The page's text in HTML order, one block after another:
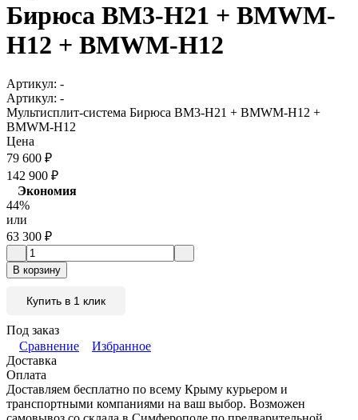
Бирюса BM3-H21 + BMWM-
H12 + BMWM-H12
Артикул: -
Артикул: -
Мультисплит-система Бирюса BM3-H21 + BMWM-H12 +
BMWM-H12
Цена
79 600 ₽
142 900 ₽
Экономия
44%
или
63 300 ₽
В корзину
Купить в 1 клик
Под заказ
Сравнение
Избранное
Доставка
Оплата
Доставляем бесплатно по всему Крыму курьером и
транспортными компаниями на ваш выбор. Возможен